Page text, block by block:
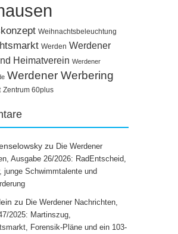
Weihnachtsbeleuchtung
Werden Werdener
Heimatverein Werdener
Werdener Werbering
Zentrum 60plus
zu Die Werdener
Ausgabe 26/2026: RadEntscheid,
junge Schwimmtalente und
zu Die Werdener Nachrichten,
2025: Martinszug,
Forensik-Pläne und ein 103-